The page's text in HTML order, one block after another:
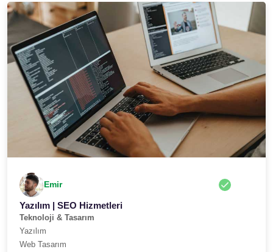
Emir
Yazılım | SEO Hizmetleri
Teknoloji & Tasarım
Yazılım
Web Tasarım